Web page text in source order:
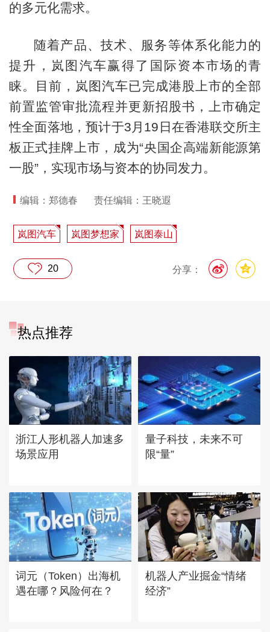
的多元化需求。
随着产品、技术、服务等体系化能力的
提升，岚图汽车赢得了国际资本市场的青
睐。目前，岚图汽车已完成港股上市的全部
前置监管审批流程并更新招股书，上市确定
性全面落地，预计于3月19日在香港联交所主
板正式挂牌上市，成为“央国企高端新能源第
一股”，实现市场与资本的协同发力。
编辑：郑德春 责任编辑：王晓遐
岚图汽车 岚图梦想家 岚图泰山
分享：
20
热点推荐
浙江人形机器人加速多
场景应用
量子科技，未来不可
限“量”
词元（Token）出海机
遇在哪？风险何在？
机器人产业掘金“情绪
经济”